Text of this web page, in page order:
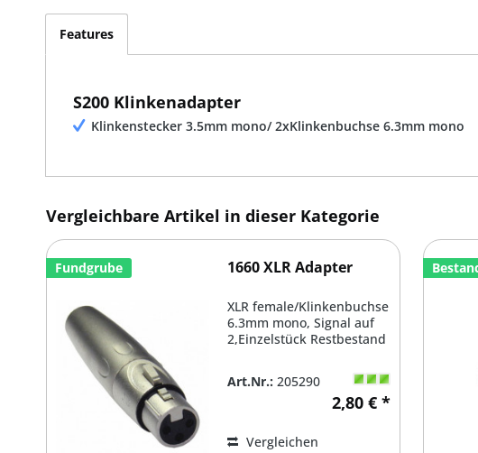
Features
S200 Klinkenadapter
Klinkenstecker 3.5mm mono/ 2xKlinkenbuchse 6.3mm mono
Vergleichbare Artikel in dieser Kategorie
Fundgrube 1660 XLR Adapter
XLR female/Klinkenbuchse
6.3mm mono, Signal auf
2,Einzelstück Restbestand
Art.Nr.: 205290
2,80 € *
Vergleichen